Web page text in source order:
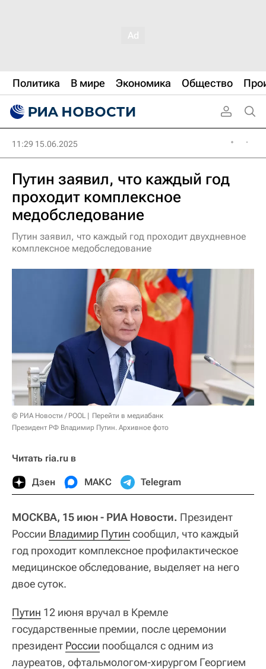
Политика В мире Экономика Общество
11:29 15.06.2025
Путин заявил, что каждый год
проходит комплексное
медобследование
Путин заявил, что каждый год проходит двухдневное
комплексное медобследование
© РИА Новости / POOL
Перейти в медиабанк
Президент РФ Владимир Путин. Архивное фото
Читать ria.ru в
Дзен МАКС Telegram
МОСКВА, 15 июн - РИА Новости. Президент
России Владимир Путин сообщил, что каждый
год проходит комплексное профилактическое
медицинское обследование, выделяет на него
двое суток.
Путин 12 июня вручал в Кремле
государственные премии, после церемонии
президент России пообщался с одним из
лауреатов, офтальмологом-хирургом Георгием